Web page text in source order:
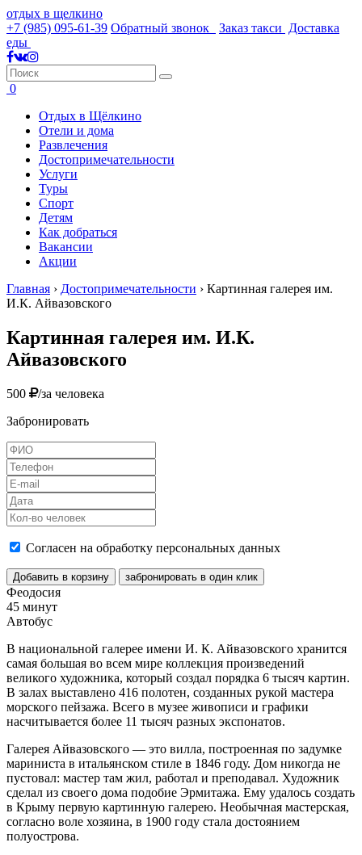
отдых в щелкино
+7 (985) 095-61-39 Обратный звонок Заказ такси Доставка
еды
0
Отдых в Щёлкино
Отели и дома
Развлечения
Достопримечательности
Услуги
Туры
Спорт
Детям
Как добраться
Вакансии
Акции
Главная › Достопримечательности › Картинная галерея им.
И.К. Айвазовского
Картинная галерея им. И.К.
Айвазовского
500
/за человека
Забронировать
Согласен на обработку персональных данных
Добавить в корзину забронировать в один клик
Феодосия
45 минут
Автобус
В национальной галерее имени И. К. Айвазовского хранится
самая большая во всем мире коллекция произведений
великого художника, который создал порядка 6 тысяч картин.
В залах выставлено 416 полотен, созданных рукой мастера
морского пейзажа. Всего в музее живописи и графики
насчитывается более 11 тысяч разных экспонатов.
Галерея Айвазовского — это вилла, построенная по задумке
мариниста в итальянском стиле в 1846 году. Дом никогда не
пустовал: мастер там жил, работал и преподавал. Художник
сделал из своего дома подобие Эрмитажа. Ему удалось создать
в Крыму первую картинную галерею. Необычная мастерская,
согласно воле хозяина, в 1900 году стала достоянием
полуострова.